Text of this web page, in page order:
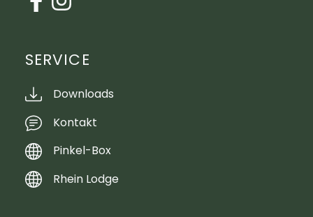
SERVICE
Downloads
Kontakt
Pinkel-Box
Rhein Lodge